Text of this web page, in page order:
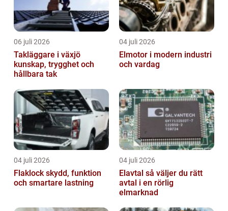
06 juli 2026
Takläggare i växjö
kunskap, trygghet och
hållbara tak
04 juli 2026
Elmotor i modern industri
och vardag
04 juli 2026
Flaklock skydd, funktion
och smartare lastning
04 juli 2026
Elavtal så väljer du rätt
avtal i en rörlig
elmarknad